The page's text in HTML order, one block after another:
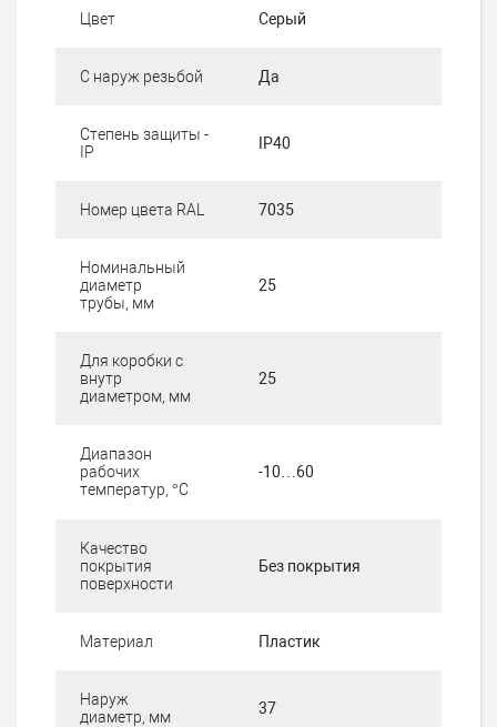
Цвет Серый
С наруж резьбой Да
Степень защиты -
IP
IP40
Номер цвета RAL 7035
Номинальный
диаметр
трубы, мм
25
Для коробки с
внутр
диаметром, мм
25
Диапазон
рабочих
температур, °C
-10…60
Качество
покрытия
поверхности
Без покрытия
Материал Пластик
Наруж
диаметр, мм
37